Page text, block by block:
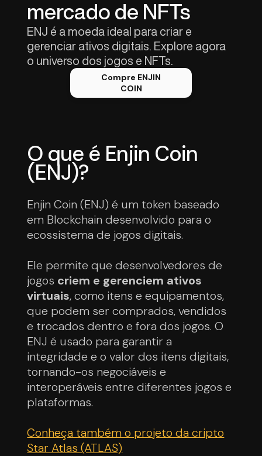
mercado de NFTs
ENJ é a moeda ideal para criar e
gerenciar ativos digitais. Explore agora
o universo dos jogos e NFTs.
Compre ENJIN
COIN
O que é Enjin Coin
(ENJ)?
Enjin Coin (ENJ) é um token baseado
em Blockchain desenvolvido para o
ecossistema de jogos digitais.
Ele permite que desenvolvedores de
jogos criem e gerenciem ativos
virtuais, como itens e equipamentos,
que podem ser comprados, vendidos
e trocados dentro e fora dos jogos. O
ENJ é usado para garantir a
integridade e o valor dos itens digitais,
tornando-os negociáveis e
interoperáveis entre diferentes jogos e
plataformas.
Conheça também o projeto da cripto
Star Atlas (ATLAS)